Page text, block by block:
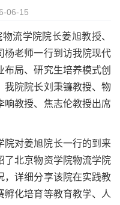
06-15
流学院院长姜旭教授、
杨老师一行到访我院现代
局、研究生培养模式创
我院院长刘秉镰教授、物
响教授、焦志伦教授出席
院对姜旭院长一行的到来
了北京物资学院物流学院
，详细分享该院在实践教
孵化培育等教育教学、人